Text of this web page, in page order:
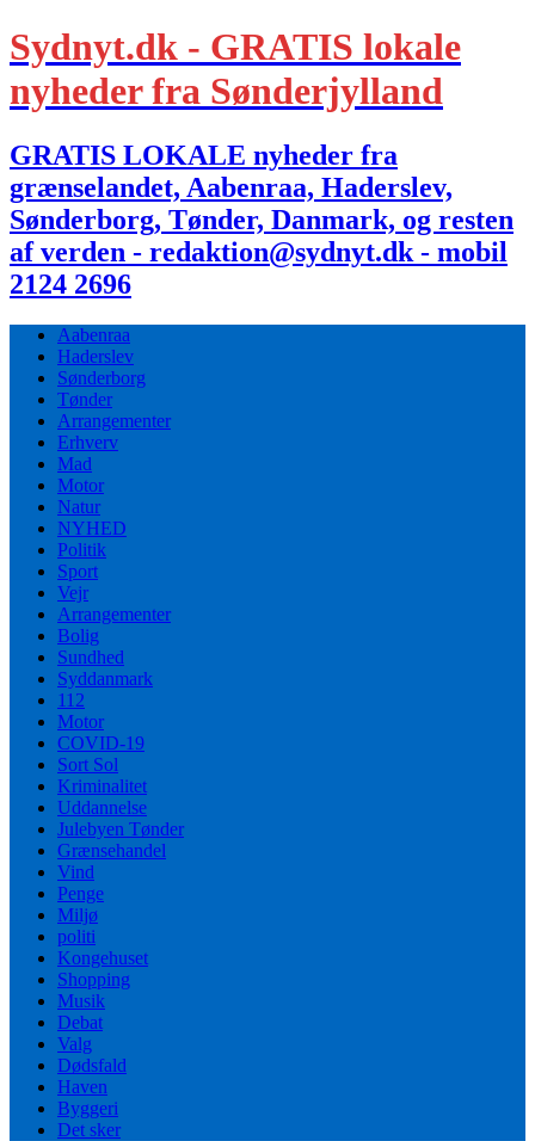
Sydnyt.dk - GRATIS lokale
nyheder fra Sønderjylland
GRATIS LOKALE nyheder fra
grænselandet, Aabenraa, Haderslev,
Sønderborg, Tønder, Danmark, og resten
af verden - redaktion@sydnyt.dk - mobil
2124 2696
Aabenraa
Haderslev
Sønderborg
Tønder
Arrangementer
Erhverv
Mad
Motor
Natur
NYHED
Politik
Sport
Vejr
Arrangementer
Bolig
Sundhed
Syddanmark
112
Motor
COVID-19
Sort Sol
Kriminalitet
Uddannelse
Julebyen Tønder
Grænsehandel
Vind
Penge
Miljø
politi
Kongehuset
Shopping
Musik
Debat
Valg
Dødsfald
Haven
Byggeri
Det sker